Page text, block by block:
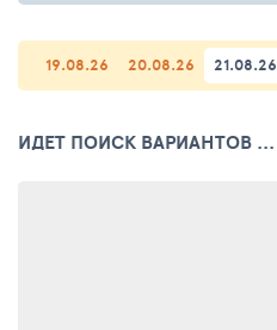
19.08.26 20.08.26 21.08.26
ИДЕТ ПОИСК ВАРИАНТОВ ...